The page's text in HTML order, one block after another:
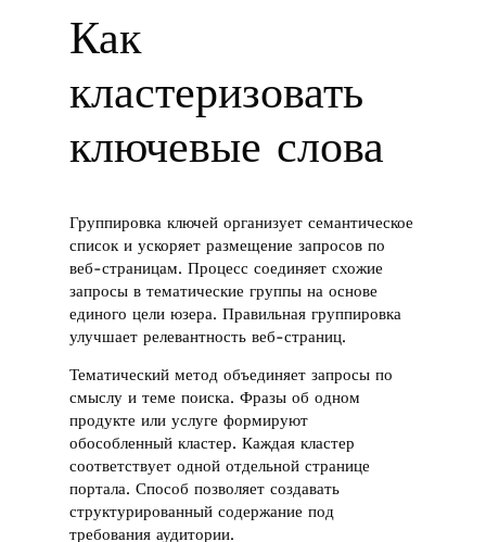
Как
кластеризовать
ключевые слова
Группировка ключей организует семантическое
список и ускоряет размещение запросов по
веб-страницам. Процесс соединяет схожие
запросы в тематические группы на основе
единого цели юзера. Правильная группировка
улучшает релевантность веб-страниц.
Тематический метод объединяет запросы по
смыслу и теме поиска. Фразы об одном
продукте или услуге формируют
обособленный кластер. Каждая кластер
соответствует одной отдельной странице
портала. Способ позволяет создавать
структурированный содержание под
требования аудитории.